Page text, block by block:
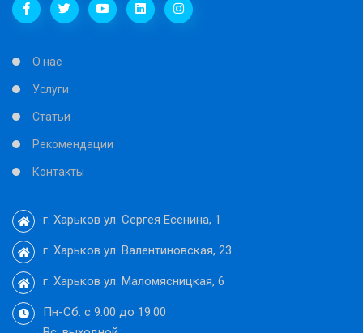
О нас
Услуги
Статьи
Рекомендации
Контакты
г. Харьков ул. Сергея Есенина, 1
г. Харьков ул. Валентиновская, 23
г. Харьков ул. Маломясницкая, 6
Пн-Cб: с 9.00 до 19.00